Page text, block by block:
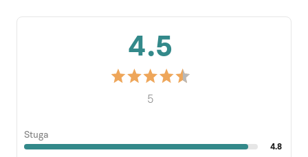
4.5
5
Stuga
4.8